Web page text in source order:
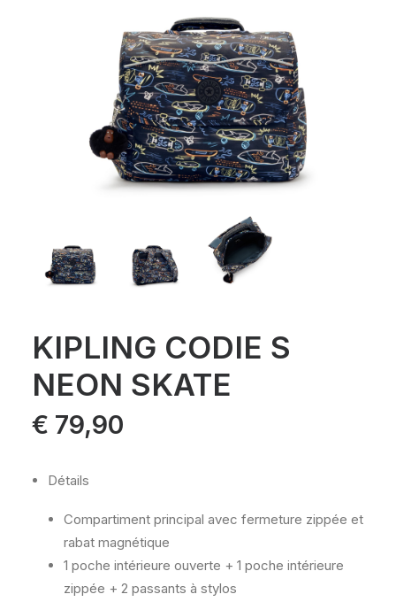
KIPLING CODIE S
NEON SKATE
€ 79,90
Détails
Compartiment principal avec fermeture zippée et
rabat magnétique
1 poche intérieure ouverte + 1 poche intérieure
zippée + 2 passants à stylos